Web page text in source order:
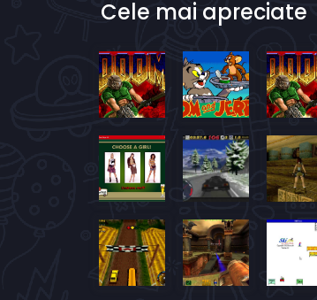
Cele mai apreciate